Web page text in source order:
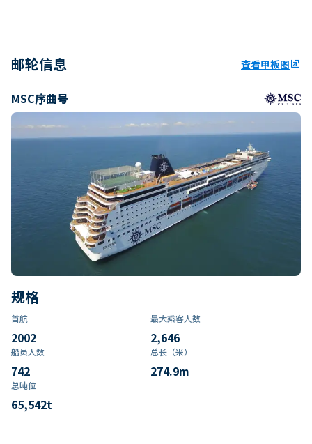
邮轮信息 查看甲板图ungroup
MSC序曲号
规格
首航
2002
最大乘客人数
2,646
船员人数
742
总长（米）
274.9m
总吨位
65,542t